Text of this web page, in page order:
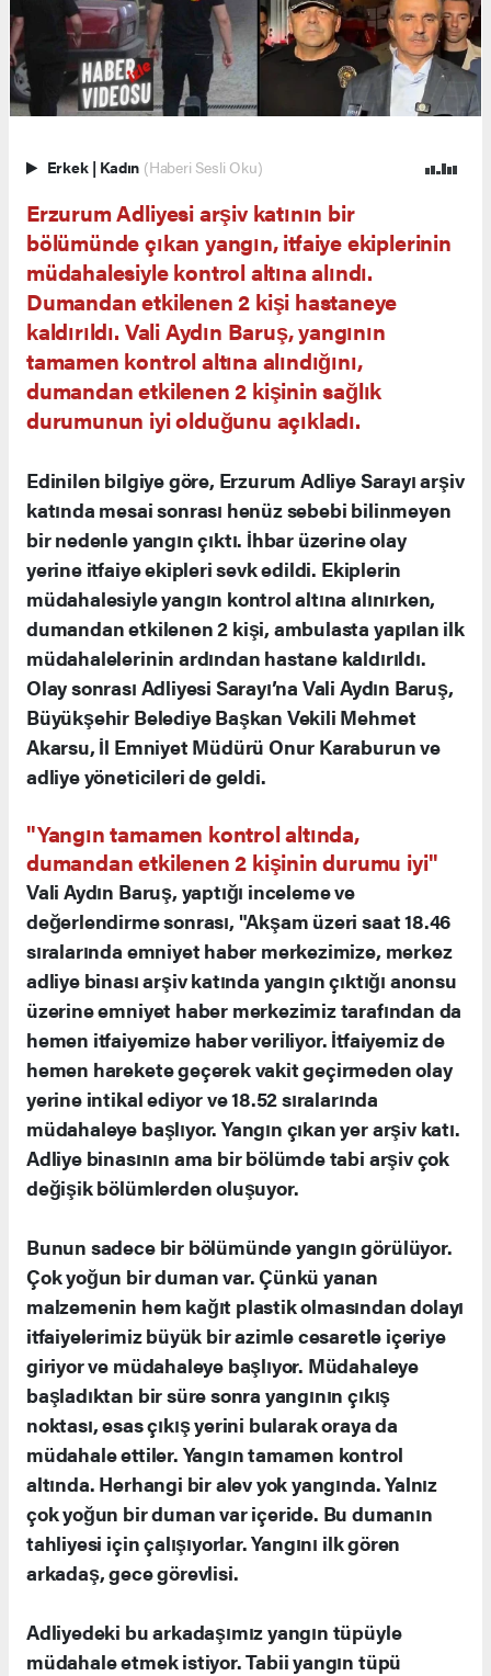
Erkek | Kadın (Haberi Sesli Oku)
Erzurum Adliyesi arşiv katının bir
bölümünde çıkan yangın, itfaiye ekiplerinin
müdahalesiyle kontrol altına alındı.
Dumandan etkilenen 2 kişi hastaneye
kaldırıldı. Vali Aydın Baruş, yangının
tamamen kontrol altına alındığını,
dumandan etkilenen 2 kişinin sağlık
durumunun iyi olduğunu açıkladı.
Edinilen bilgiye göre, Erzurum Adliye Sarayı arşiv
katında mesai sonrası henüz sebebi bilinmeyen
bir nedenle yangın çıktı. İhbar üzerine olay
yerine itfaiye ekipleri sevk edildi. Ekiplerin
müdahalesiyle yangın kontrol altına alınırken,
dumandan etkilenen 2 kişi, ambulasta yapılan ilk
müdahalelerinin ardından hastane kaldırıldı.
Olay sonrası Adliyesi Sarayı’na Vali Aydın Baruş,
Büyükşehir Belediye Başkan Vekili Mehmet
Akarsu, İl Emniyet Müdürü Onur Karaburun ve
adliye yöneticileri de geldi.
"Yangın tamamen kontrol altında,
dumandan etkilenen 2 kişinin durumu iyi"
Vali Aydın Baruş, yaptığı inceleme ve
değerlendirme sonrası, "Akşam üzeri saat 18.46
sıralarında emniyet haber merkezimize, merkez
adliye binası arşiv katında yangın çıktığı anonsu
üzerine emniyet haber merkezimiz tarafından da
hemen itfaiyemize haber veriliyor. İtfaiyemiz de
hemen harekete geçerek vakit geçirmeden olay
yerine intikal ediyor ve 18.52 sıralarında
müdahaleye başlıyor. Yangın çıkan yer arşiv katı.
Adliye binasının ama bir bölümde tabi arşiv çok
değişik bölümlerden oluşuyor.
Bunun sadece bir bölümünde yangın görülüyor.
Çok yoğun bir duman var. Çünkü yanan
malzemenin hem kağıt plastik olmasından dolayı
itfaiyelerimiz büyük bir azimle cesaretle içeriye
giriyor ve müdahaleye başlıyor. Müdahaleye
başladıktan bir süre sonra yangının çıkış
noktası, esas çıkış yerini bularak oraya da
müdahale ettiler. Yangın tamamen kontrol
altında. Herhangi bir alev yok yangında. Yalnız
çok yoğun bir duman var içeride. Bu dumanın
tahliyesi için çalışıyorlar. Yangını ilk gören
arkadaş, gece görevlisi.
Adliyedeki bu arkadaşımız yangın tüpüyle
müdahale etmek istiyor. Tabii yangın tüpü